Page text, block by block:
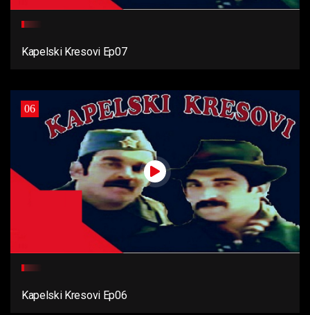
Kapelski Kresovi Ep07
06
Kapelski Kresovi Ep06